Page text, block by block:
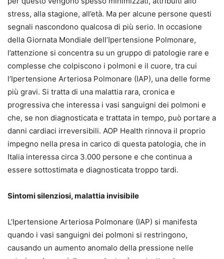
stress, alla stagione, all’età. Ma per alcune persone questi
segnali nascondono qualcosa di più serio. In occasione
della Giornata Mondiale dell’Ipertensione Polmonare,
l’attenzione si concentra su un gruppo di patologie rare e
complesse che colpiscono i polmoni e il cuore, tra cui
l’Ipertensione Arteriosa Polmonare (IAP), una delle forme
più gravi. Si tratta di una malattia rara, cronica e
progressiva che interessa i vasi sanguigni dei polmoni e
che, se non diagnosticata e trattata in tempo, può portare a
danni cardiaci irreversibili. AOP Health rinnova il proprio
impegno nella presa in carico di questa patologia, che in
Italia interessa circa 3.000 persone e che continua a
essere sottostimata e diagnosticata troppo tardi.
Sintomi silenziosi, malattia invisibile
L’Ipertensione Arteriosa Polmonare (IAP) si manifesta
quando i vasi sanguigni dei polmoni si restringono,
causando un aumento anomalo della pressione nelle